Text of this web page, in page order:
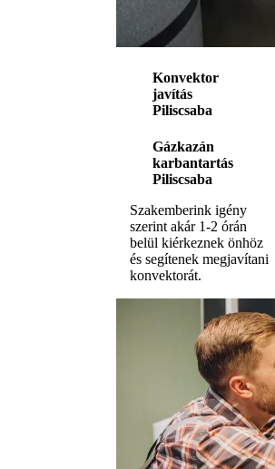
Konvektor
javítás
Piliscsaba
Gázkazán
karbantartás
Piliscsaba
Szakemberink igény
szerint akár 1-2 órán
belül kiérkeznek önhöz
és segítenek megjavítani
konvektorát.